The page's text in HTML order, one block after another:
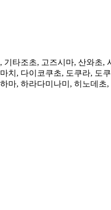
타조초, 고즈시마, 산와초
, 다이코쿠초, 도쿠라, 도
, 하라다미나미, 히노데